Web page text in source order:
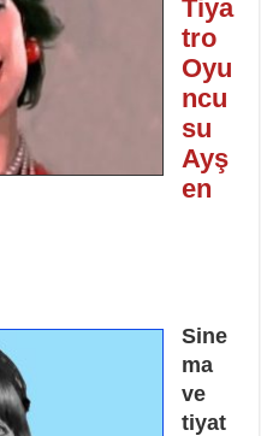
Tiya
tro
Oyu
ncu
su
Ayş
en
Sine
ma
ve
tiyat